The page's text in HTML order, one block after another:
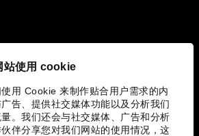
站使用 cookie
用 Cookie 来制作贴合用户需求的内
告、提供社交媒体功能以及分析我们
。我们还会与社交媒体、广告和分析
伴分享您对我们网站的使用情况，这